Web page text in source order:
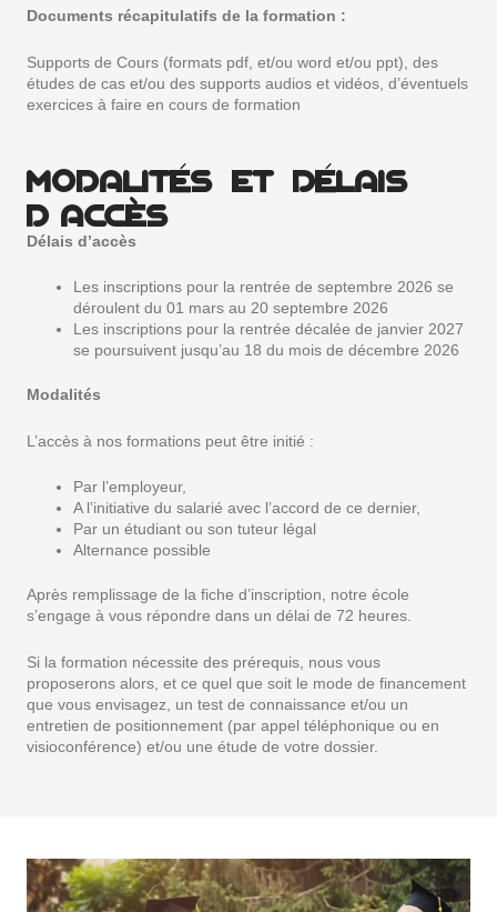
Documents récapitulatifs de la formation :
Supports de Cours (formats pdf, et/ou word et/ou ppt), des
études de cas et/ou des supports audios et vidéos, d’éventuels
exercices à faire en cours de formation
MODALITÉS ET DÉLAIS
D’ACCÈS
Délais d’accès
Les inscriptions pour la rentrée de septembre 2026 se
déroulent du 01 mars au 20 septembre 2026
Les inscriptions pour la rentrée décalée de janvier 2027
se poursuivent jusqu’au 18 du mois de décembre 2026
Modalités
L’accès à nos formations peut être initié :
Par l’employeur,
A l’initiative du salarié avec l’accord de ce dernier,
Par un étudiant ou son tuteur légal
Alternance possible
Après remplissage de la fiche d’inscription, notre école
s’engage à vous répondre dans un délai de 72 heures.
Si la formation nécessite des prérequis, nous vous
proposerons alors, et ce quel que soit le mode de financement
que vous envisagez, un test de connaissance et/ou un
entretien de positionnement (par appel téléphonique ou en
visioconférence) et/ou une étude de votre dossier.